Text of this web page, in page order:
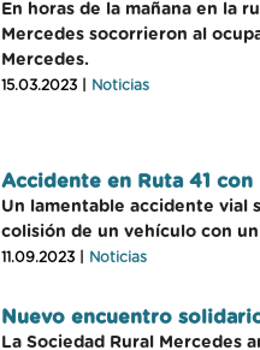
En horas de la mañana en la
Mercedes socorrieron al
Mercedes.
15.03.2023 | Noticias
Accidente en Ruta 41
Un lamentable accidente vial
colisión de un vehículo con
11.09.2023 | Noticias
Nuevo encuentro
La Sociedad Rural Mercedes